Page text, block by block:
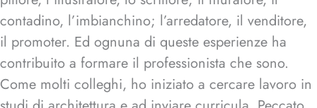
contadino, l’imbianchino; l’arredatore, il venditore,
il promoter. Ed ognuna di queste esperienze ha
contribuito a formare il professionista che sono.
Come molti colleghi, ho iniziato a cercare lavoro in